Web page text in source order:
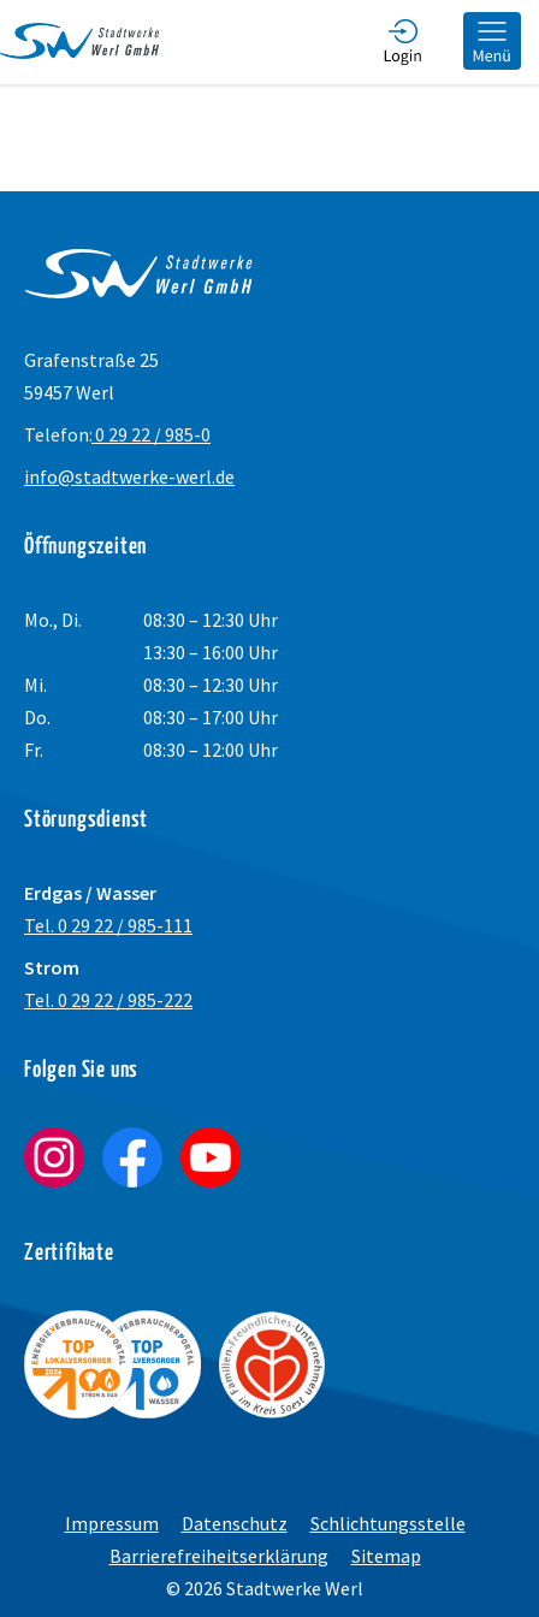
Service & Kontakt
Grafenstraße 25
59457 Werl
Telefon:0 29 22 / 985-0
info@stadtwerke-werl.de
Öffnungszeiten
Mo., Di.
08:30 – 12:30 Uhr
13:30 – 16:00 Uhr
Mi.
08:30 – 12:30 Uhr
Do.
08:30 – 17:00 Uhr
Fr.
08:30 – 12:00 Uhr
Störungsdienst
Erdgas / Wasser
Tel. 0 29 22 / 985-111
Strom
Tel. 0 29 22 / 985-222
Folgen Sie uns
Zertifikate
Impressum Datenschutz
Schlichtungsstelle
Barrierefreiheitserklärung
Sitemap
© 2026 Stadtwerke Werl
Animationen